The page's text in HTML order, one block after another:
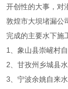
开创性的大事，对
敦煌市大坝堵漏公
完成的主要水下施
1、象山县崇嵼村
2、甘孜州乡城县
3、宁波余姚自来